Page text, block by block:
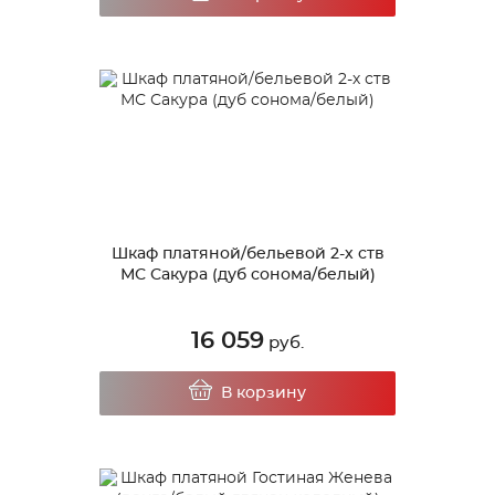
Шкаф платяной/бельевой 2-х ств
МС Сакура (дуб сонома/белый)
16 059 руб.
В корзину